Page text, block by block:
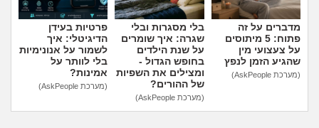
מדברים על זה
פתוח: 5 מיתוסים
על צעצועי מין
שהגיע הזמן לנפץ
(מערכת AskPeople)
בלי מסגרות ובלי
שגרה: איך שומרים
על שנת הילדים
בחופש הגדול -
ומצילים את השפיות
של ההורים?
(מערכת AskPeople)
פרטיות בעידן
הדיגיטלי: איך
לשמור על אנונימיות
בלי לוותר על
אמינות?
(מערכת AskPeople)